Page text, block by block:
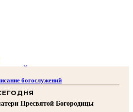
Воскресной школы
богослужений
Пресвятой Богородицы